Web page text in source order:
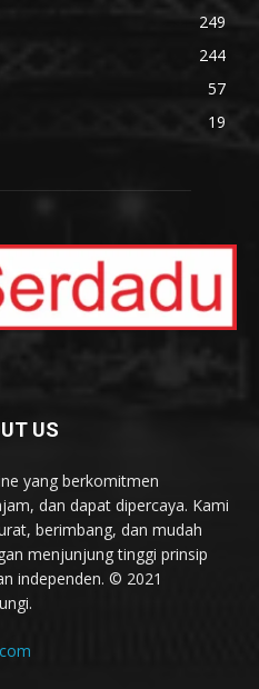
249
244
57
19
US
yang berkomitmen
dan dapat dipercaya. Kami
berimbang, dan mudah
menjunjung tinggi prinsip
independen. © 2021